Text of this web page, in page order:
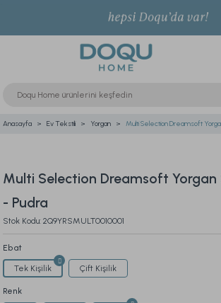
Anasayfa Ev Tekstili Yorgan Multi Selection Dreamsoft
Multi Selection Dreamsoft Yorgan
- Pudra
Stok Kodu: 2Q9YRSMULT0010001
Ebat
Tek Kişilik Çift Kişilik
Renk